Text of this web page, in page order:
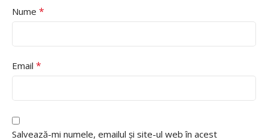
Nume *
Email *
Salvează-mi numele, emailul și site-ul web în acest